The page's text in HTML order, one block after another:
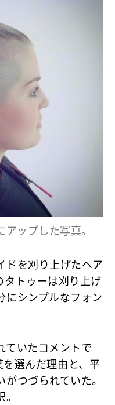
ップした写真。
を刈り上げたヘア
タトゥーは刈り上げ
にシンプルなフォン
いたコメントで
を選んだ理由と、平
つづられていた。